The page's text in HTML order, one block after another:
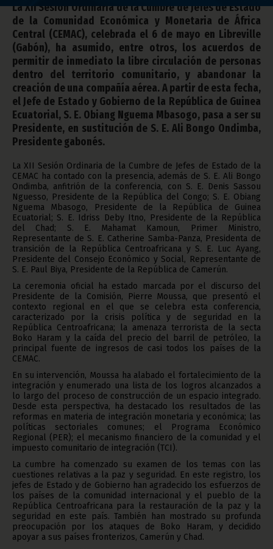
La XII Sesión Ordinaria de la Cumbre de Jefes de Estado
de la Comunidad Económica y Monetaria de África
Central (CEMAC), celebrada el 6 de mayo en Libreville
(Gabón), ha asumido, entre otros, los acuerdos de
permitir de inmediato la libre circulación de personas
dentro del territorio comunitario, y abandonar la
creación de una compañía aérea. A partir de esta fecha,
el Jefe de Estado y Gobierno de la República de Guinea
Ecuatorial, S. E. Obiang Nguema Mbasogo, pasa a ser su
Presidente, en sustitución de S. E. Ali Bongo Ondimba,
Presidente gabonés.
La XII Sesión Ordinaria de la Cumbre de Jefes de Estado de la
CEMAC ha contado con la presencia, además de S. E. Ali Bongo
Ondimba, anfitrión de la conferencia, con S. E. Denis Sassou
Nguesso, Presidente de la República del Congo; S. E. Obiang
Nguema Mbasogo, Presidente de la República de Guinea
Ecuatorial; S. E. Idriss Deby Itno, Presidente de la República
del Chad; S. E. Mahamat Kamoun, Primer Ministro,
Representante de S. E. Catherine Samba-Panza, Presidenta de
transición de la República Centroafricana y S. E. Luc Ayang,
Presidente del Consejo Económico y Social, Representante de
S. E. Paul Biya, Presidente de la República de Camerún.
La ceremonia oficial ha estado marcada por el discurso del
Presidente de la Comisión, Pierre Moussa, que presentó el
contexto regional en el que se celebra esta conferencia,
caracterizado por la crisis política y de seguridad en la
República Centroafricana; la amenaza terrorista de la secta
Boko Haram y la caída del precio del barril de petróleo, la
principal fuente de ingresos de casi todos los países de la
CEMAC.
En su intervención, Moussa ha alabado el fortalecimiento de la
integración y enumerado una lista de los logros alcanzados a
lo largo del proceso de construcción de un espacio integrado.
Desde esta perspectiva, ha destacado los resultados de las
reformas en materia de integración monetaria y económica; las
políticas sectoriales comunes; el Programa Económico
Regional (PER); el mecanismo financiero de la comunidad y el
impuesto comunitario de integración (TCI).
La cumbre ha comenzado su examen de los temas con las
cuestiones relativas a la paz y seguridad. En este registro, los
jefes de Estado y de Gobierno han agradecido los esfuerzos de
los países de la comunidad internacional y el pueblo de la
República Centroafricana para la restauración de la paz y la
seguridad en este país. También han mostrado su profunda
preocupación por los ataques de Boko Haram, y decidido
apoyar a sus países fronterizos, Camerún y Chad.